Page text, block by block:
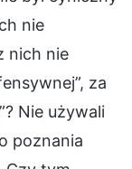
nie
nich nie
za
Nie używali
poznania